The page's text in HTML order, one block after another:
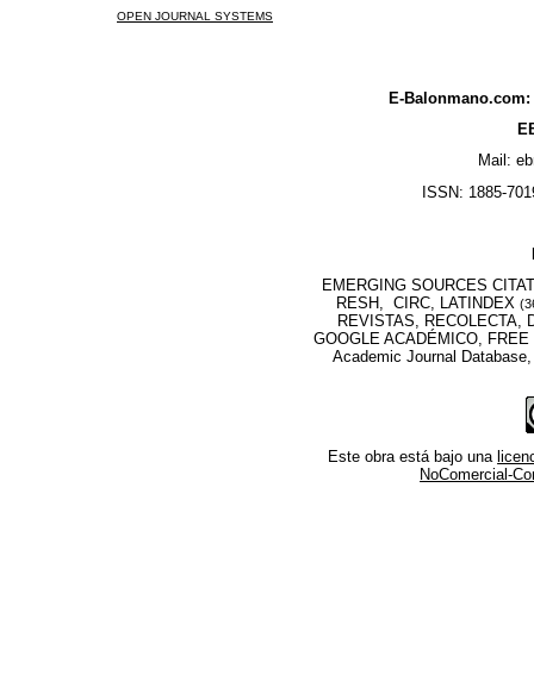
OPEN JOURNAL SYSTEMS
E-
Mail:
ISSN: 1885-
EMERGING SOURCES
RESH, CIRC, LATINDEX
REVISTAS, RECOLECTA,
GOOGLE ACADÉMICO,
Academic Journal
Este obra está bajo una
NoComercial-